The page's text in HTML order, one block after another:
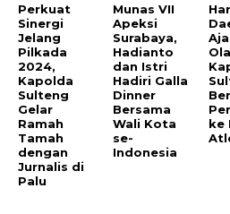
Perkuat
Sinergi
Jelang
Pilkada
2024,
Kapolda
Sulteng
Gelar
Ramah
Tamah
dengan
Jurnalis di
Palu
Munas VII
Apeksi
Surabaya,
Hadianto
dan Istri
Hadiri Galla
Dinner
Bersama
Wali Kota
se-
Indonesia
ke